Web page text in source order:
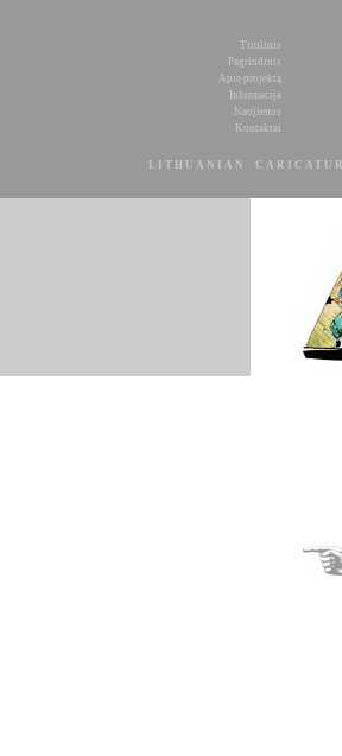
Titulinis
Pagrindinis
Apie projektą
Informacija
Naujienos
Kontaktai
LITHUANIAN